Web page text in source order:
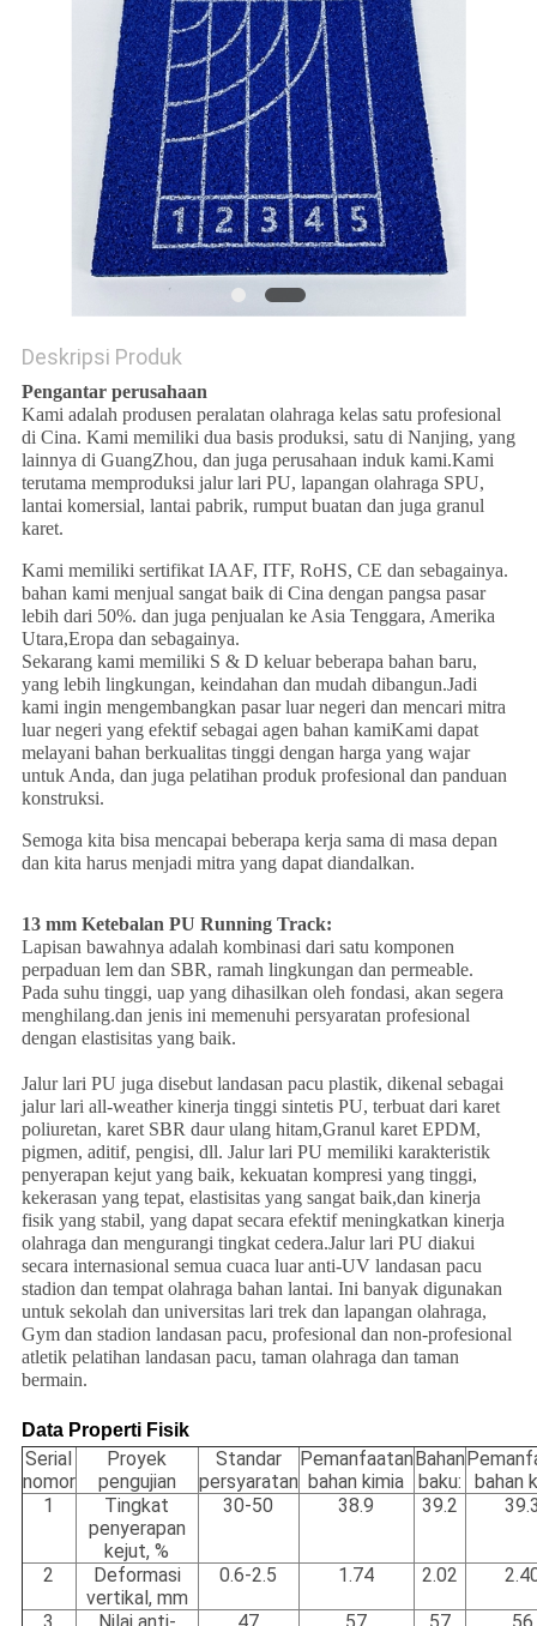
Deskripsi Produk
Pengantar perusahaan
Kami adalah produsen peralatan olahraga kelas satu profesional
di Cina. Kami memiliki dua basis produksi, satu di Nanjing, yang
lainnya di GuangZhou, dan juga perusahaan induk kami.Kami
terutama memproduksi jalur lari PU, lapangan olahraga SPU,
lantai komersial, lantai pabrik, rumput buatan dan juga granul
karet.
Kami memiliki sertifikat IAAF, ITF, RoHS, CE dan sebagainya.
bahan kami menjual sangat baik di Cina dengan pangsa pasar
lebih dari 50%. dan juga penjualan ke Asia Tenggara, Amerika
Utara,Eropa dan sebagainya.
Sekarang kami memiliki S & D keluar beberapa bahan baru,
yang lebih lingkungan, keindahan dan mudah dibangun.Jadi
kami ingin mengembangkan pasar luar negeri dan mencari mitra
luar negeri yang efektif sebagai agen bahan kamiKami dapat
melayani bahan berkualitas tinggi dengan harga yang wajar
untuk Anda, dan juga pelatihan produk profesional dan panduan
konstruksi.
Semoga kita bisa mencapai beberapa kerja sama di masa depan
dan kita harus menjadi mitra yang dapat diandalkan.
13 mm Ketebalan PU Running Track:
Lapisan bawahnya adalah kombinasi dari satu komponen
perpaduan lem dan SBR, ramah lingkungan dan permeable.
Pada suhu tinggi, uap yang dihasilkan oleh fondasi, akan segera
menghilang.dan jenis ini memenuhi persyaratan profesional
dengan elastisitas yang baik.
Jalur lari PU juga disebut landasan pacu plastik, dikenal sebagai
jalur lari all-weather kinerja tinggi sintetis PU, terbuat dari karet
poliuretan, karet SBR daur ulang hitam,Granul karet EPDM,
pigmen, aditif, pengisi, dll. Jalur lari PU memiliki karakteristik
penyerapan kejut yang baik, kekuatan kompresi yang tinggi,
kekerasan yang tepat, elastisitas yang sangat baik,dan kinerja
fisik yang stabil, yang dapat secara efektif meningkatkan kinerja
olahraga dan mengurangi tingkat cedera.Jalur lari PU diakui
secara internasional semua cuaca luar anti-UV landasan pacu
stadion dan tempat olahraga bahan lantai. Ini banyak digunakan
untuk sekolah dan universitas lari trek dan lapangan olahraga,
Gym dan stadion landasan pacu, profesional dan non-profesional
atletik pelatihan landasan pacu, taman olahraga dan taman
bermain.
Data Properti Fisik
Serial
nomor
Proyek
pengujian
Standar
persyaratan
Pemanfaatan
bahan kimia
Bahan
baku:
bahan
1
Tingkat
penyerapan
kejut, %
30-50 38.9 39.2
2
Deformasi
vertikal, mm
0.6-2.5 1.74 2.02